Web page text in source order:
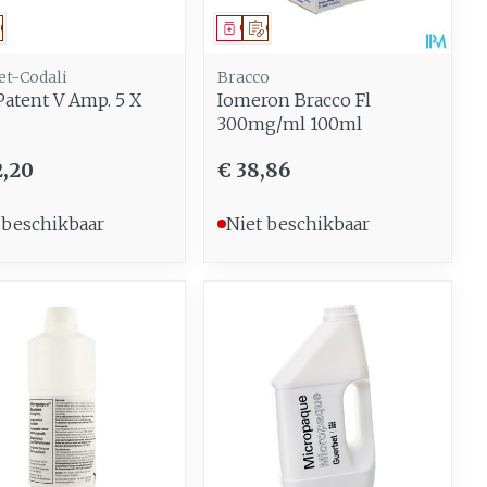
penselen en
- oogpotlood
Toon meer
Zelfbruiner
Buik
Elleboog
Enkel en voet
Toon meer
Diverse geneesmiddelen
Haar
Op voorschrift
Codali
V Amp. 5 X
Op voorschrift
Geneesmiddel
Bracco
Iomeron Bracco Fl
300mg/ml 100ml
€ 38,86
Niet beschikbaar